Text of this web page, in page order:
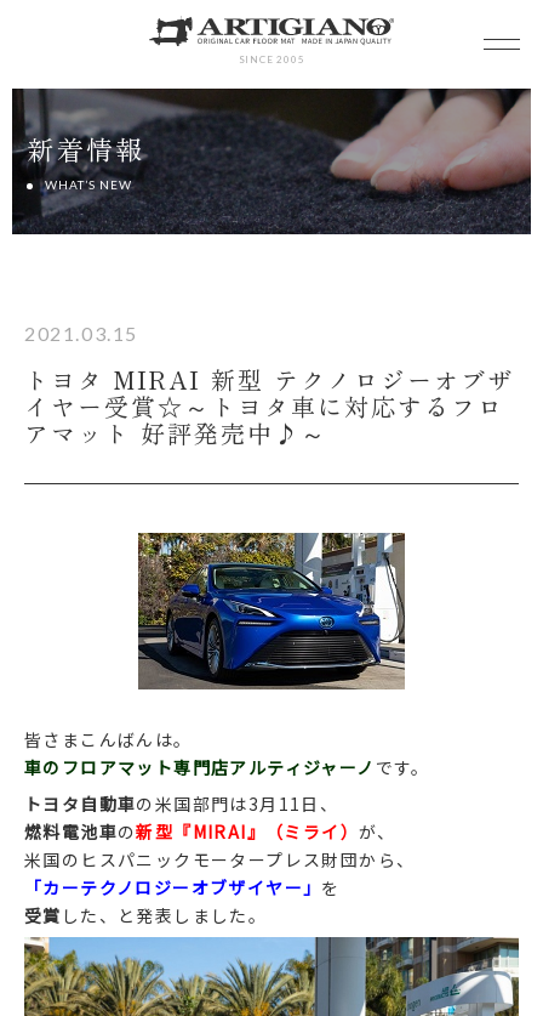
SINCE 2005
新着情報
WHAT’S NEW
2021.03.15
トヨタ MIRAI 新型 テクノロジーオブザ
イヤー受賞☆～トヨタ車に対応するフロ
アマット 好評発売中♪～
皆さまこんばんは。
車のフロアマット専門店アルティジャーノ です。
トヨタ自動車の米国部門は3月11日、
燃料電池車の新型『MIRAI』（ミライ）が、
米国のヒスパニックモータープレス財団から、
「カーテクノロジーオブザイヤー」 を
受賞 した、と発表しました。